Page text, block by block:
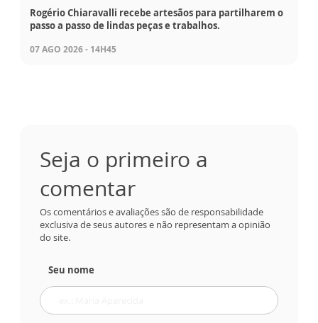
Rogério Chiaravalli recebe artesãos para partilharem o
passo a passo de lindas peças e trabalhos.
07 AGO 2026 - 14H45
Seja o primeiro a
comentar
Os comentários e avaliações são de responsabilidade
exclusiva de seus autores e não representam a opinião
do site.
Seu nome